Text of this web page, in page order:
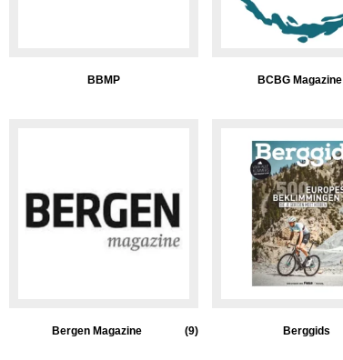
BBMP BCBG Magazine
Bergen Magazine (9) Berggids